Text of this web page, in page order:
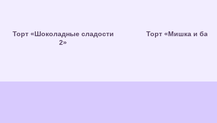
Торт «Шоколадные сладости
2»
Торт «Мишка и